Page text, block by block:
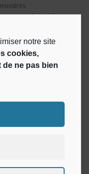
notre site
cookies,
ne pas bien
et cadre juridique
sociaux